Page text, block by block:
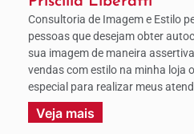
Consultoria de Imagem e Estilo
pessoas que desejam obter
sua imagem de maneira
vendas com estilo na minha loja
especial para realizar meus
Veja mais